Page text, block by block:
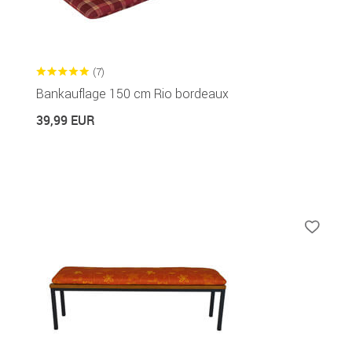
(7)
Bankauflage 150 cm Rio bordeaux
39,99 EUR